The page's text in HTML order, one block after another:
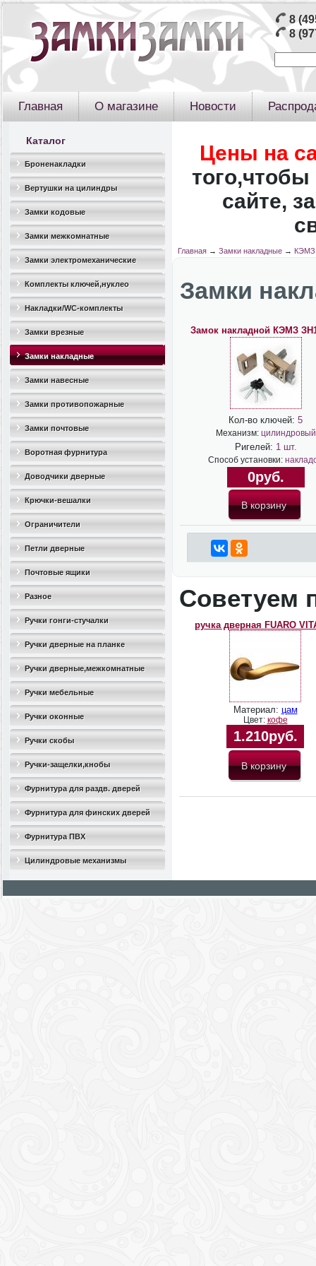
8
8
Главная О магазине Новости
Каталог
Броненакладки
Вертушки на цилиндры
Замки кодовые
Замки межкомнатные
Замки электромеханические
Комплекты ключей,нуклео
Накладки/WC-комплекты
Замки врезные
Замки накладные
Замки навесные
Замки противопожарные
Замки почтовые
Воротная фурнитура
Доводчики дверные
Крючки-вешалки
Ограничители
дверные(стопоры)
Петли дверные
Почтовые ящики
Разное
Ручки гонги-стучалки
Ручки дверные на планке
Ручки дверные,межкомнатные
Ручки мебельные
Ручки оконные
Ручки скобы
Ручки-защелки,кнобы
Фурнитура для раздв. дверей
Фурнитура для финских дверей
Фурнитура ПВХ
Цилиндровые механизмы
Цены на
того,чтобы
сайте,
Главная→ Замки накладные→ КЭМЗ
Замки
Замок накладной КЭМЗ
Кол-во ключей: 5
Механизм: цилиндровый
Ригелей: 1 шт.
Способ установки:
0руб.
Советуем
ручка дверная FUARO
Материал: цам
Цвет: кофе
1.210руб.